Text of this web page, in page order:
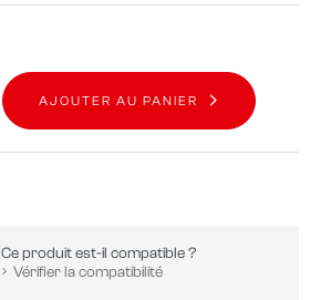
AJOUTER AU PANIER
Ce produit est-il compatible ?
Vérifier la compatibilité